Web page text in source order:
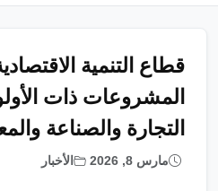
قطاع التنمية
المشروعات ذات
التجارة والصناعة
مارس 8, 2026 الأخبار